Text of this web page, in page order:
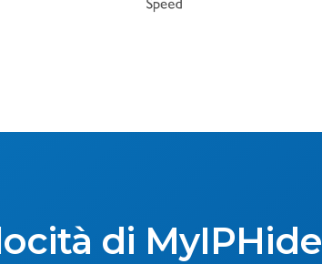
di MyIPHide